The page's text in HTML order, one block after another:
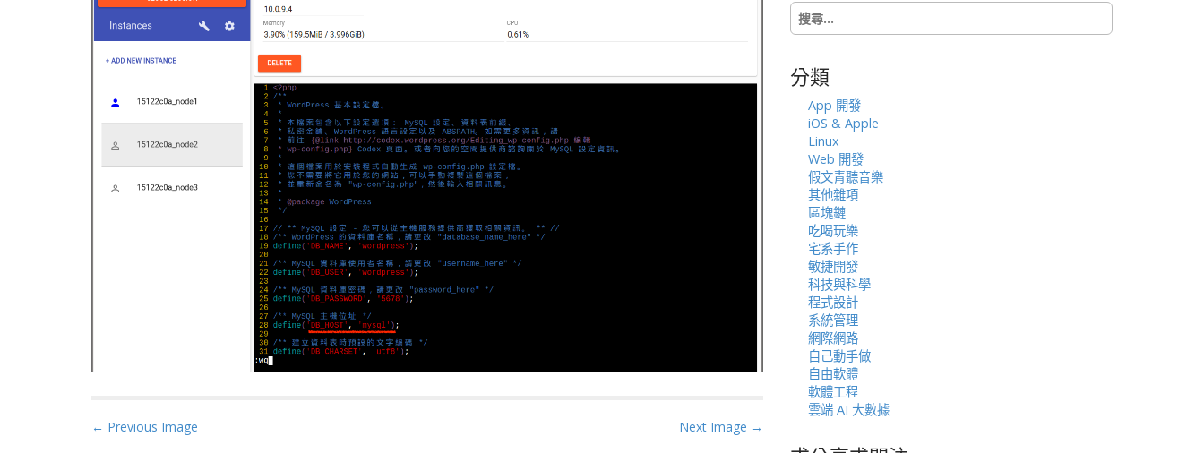
P
← Previous Image Next Image →
搜
尋
字:
分類
App 開發
iOS & Apple
Linux
Web 開發
假文青聽音樂
其他雜項
區塊鏈
吃喝玩樂
宅系手作
敏捷開發
科技與科學
程式設計
系統管理
網際網路
自己動手做
自由軟體
軟體工程
雲端 AI 大數據